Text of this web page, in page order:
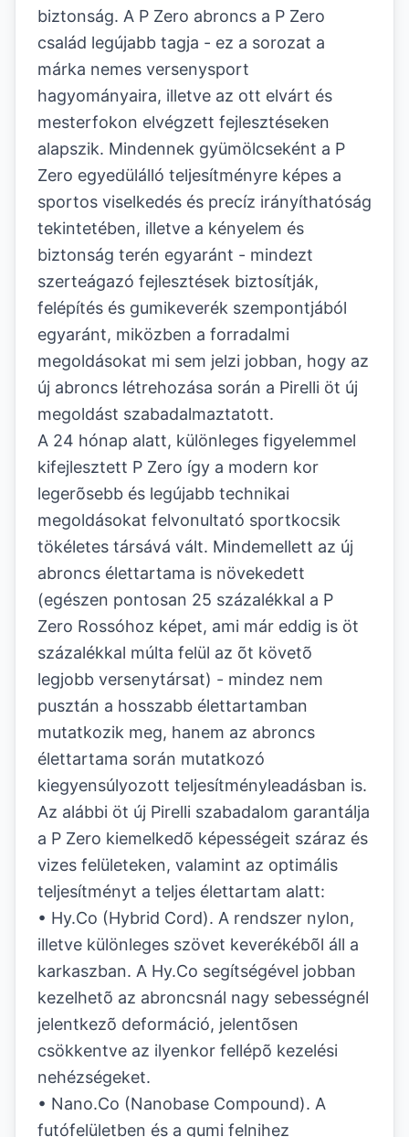
biztonság. A P Zero abroncs a P Zero
család legújabb tagja - ez a sorozat a
márka nemes versenysport
hagyományaira, illetve az ott elvárt és
mesterfokon elvégzett fejlesztéseken
alapszik. Mindennek gyümölcseként a P
Zero egyedülálló teljesítményre képes a
sportos viselkedés és precíz irányíthatóság
tekintetében, illetve a kényelem és
biztonság terén egyaránt - mindezt
szerteágazó fejlesztések biztosítják,
felépítés és gumikeverék szempontjából
egyaránt, miközben a forradalmi
megoldásokat mi sem jelzi jobban, hogy az
új abroncs létrehozása során a Pirelli öt új
megoldást szabadalmaztatott.
A 24 hónap alatt, különleges figyelemmel
kifejlesztett P Zero így a modern kor
legerõsebb és legújabb technikai
megoldásokat felvonultató sportkocsik
tökéletes társává vált. Mindemellett az új
abroncs élettartama is növekedett
(egészen pontosan 25 százalékkal a P
Zero Rossóhoz képet, ami már eddig is öt
százalékkal múlta felül az õt követõ
legjobb versenytársat) - mindez nem
pusztán a hosszabb élettartamban
mutatkozik meg, hanem az abroncs
élettartama során mutatkozó
kiegyensúlyozott teljesítményleadásban is.
Az alábbi öt új Pirelli szabadalom garantálja
a P Zero kiemelkedõ képességeit száraz és
vizes felületeken, valamint az optimális
teljesítményt a teljes élettartam alatt:
• Hy.Co (Hybrid Cord). A rendszer nylon,
illetve különleges szövet keverékébõl áll a
karkaszban. A Hy.Co segítségével jobban
kezelhetõ az abroncsnál nagy sebességnél
jelentkezõ deformáció, jelentõsen
csökkentve az ilyenkor fellépõ kezelési
nehézségeket.
• Nano.Co (Nanobase Compound). A
futófelületben és a gumi felnihez